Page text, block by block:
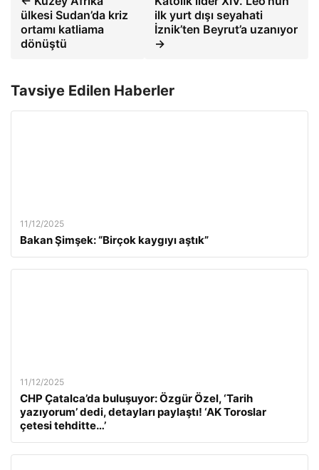
ülkesi Sudan’da kriz
ortamı katliama
dönüştü
ilk yurt dışı seyahati
İznik’ten Beyrut’a uzanıyor
→
Tavsiye Edilen Haberler
11/12/2025
Bakan Şimşek: “Birçok kaygıyı aştık”
11/12/2025
CHP Çatalca’da buluşuyor: Özgür Özel, ‘Tarih
yazıyorum’ dedi, detayları paylaştı! ‘AK Toroslar
çetesi tehditte…’